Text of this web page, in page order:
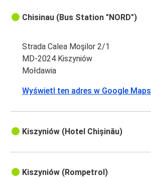
Chisinau (Bus Station "NORD")
Strada Calea Moşilor 2/1
MD-2024 Kiszyniów
Mołdawia
Wyświetl ten adres w Google Maps
Kiszyniów (Hotel Chișinău)
Kiszyniów (Rompetrol)